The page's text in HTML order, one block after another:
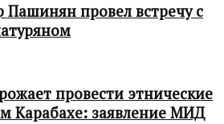
провел встречу с
провести этнические
Карабахе: заявление МИД